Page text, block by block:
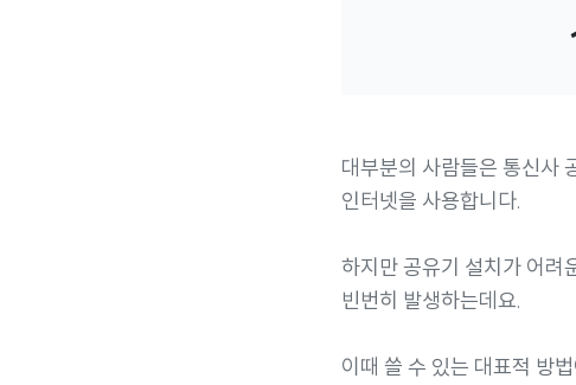
대부분의 사람들은 통신사
인터넷을 사용합니다.
하지만 공유기 설치가 어려
빈번히 발생하는데요.
이때 쓸 수 있는 대표적 방법